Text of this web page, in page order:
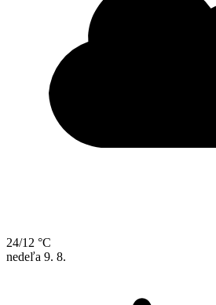
24/12 °C
nedeľa 9. 8.